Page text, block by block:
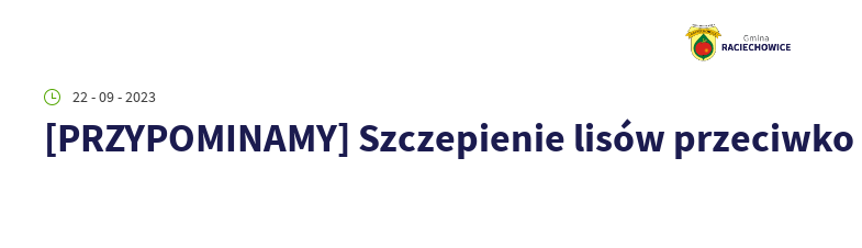
22 - 09 - 2023
[PRZYPOMINAMY] Szczepienie lisów